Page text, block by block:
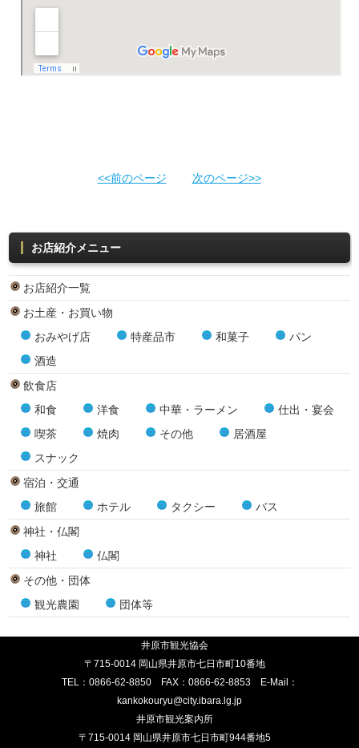
<<前のページ 次のページ>>
お店紹介メニュー
お店紹介一覧
お土産・お買い物
おみやげ店
特産品市 和菓子
パン
酒造
飲食店
和食
洋食 中華・ラーメン
仕出・宴会
喫茶
焼肉 その他
居酒屋
スナック
宿泊・交通
旅館
ホテル タクシー
バス
神社・仏閣
神社
仏閣
その他・団体
観光農園
団体等
井原市観光協会
〒715-0014 岡山県井原市七日市町10番地
TEL： 0866-62-8850FAX：0866-62-8853 E-Mail：
kankokouryu@city.ibara.lg.jp
井原市観光案内所
〒715-0014 岡山県井原市七日市町944番地5